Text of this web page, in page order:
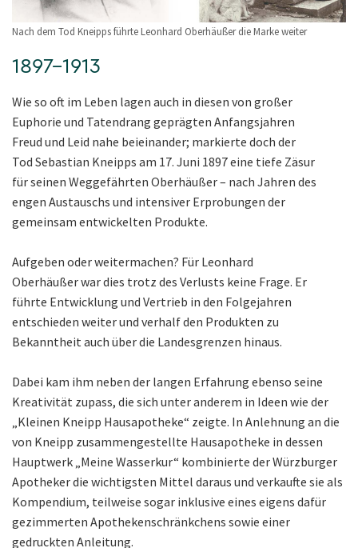
Nach dem Tod Kneipps führte Leonhard Oberhäußer die Marke weiter
1897–1913
Wie so oft im Leben lagen auch in diesen von großer
Euphorie und Tatendrang geprägten Anfangsjahren
Freud und Leid nahe beieinander; markierte doch der
Tod Sebastian Kneipps am 17. Juni 1897 eine tiefe Zäsur
für seinen Weggefährten Oberhäußer – nach Jahren des
engen Austauschs und intensiver Erprobungen der
gemeinsam entwickelten Produkte.
Aufgeben oder weitermachen? Für Leonhard
Oberhäußer war dies trotz des Verlusts keine Frage. Er
führte Entwicklung und Vertrieb in den Folgejahren
entschieden weiter und verhalf den Produkten zu
Bekanntheit auch über die Landesgrenzen hinaus.
Dabei kam ihm neben der langen Erfahrung ebenso seine
Kreativität zupass, die sich unter anderem in Ideen wie der
„Kleinen Kneipp Hausapotheke“ zeigte. In Anlehnung an die
von Kneipp zusammengestellte Hausapotheke in dessen
Hauptwerk „Meine Wasserkur“ kombinierte der Würzburger
Apotheker die wichtigsten Mittel daraus und verkaufte sie als
Kompendium, teilweise sogar inklusive eines eigens dafür
gezimmerten Apothekenschränkchens sowie einer
gedruckten Anleitung.